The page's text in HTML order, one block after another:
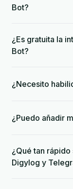
Bot?
¿Es gratuita la
Bot?
¿Necesito
¿Puedo añadir
¿Qué tan
Digylog y